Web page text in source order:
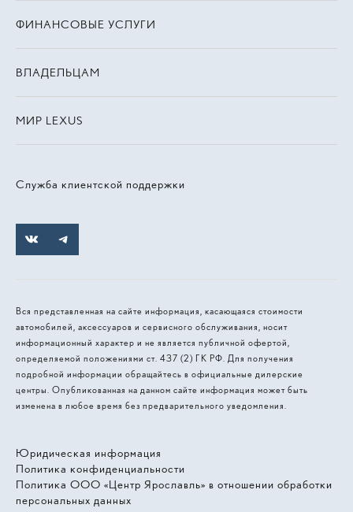
Служба клиентской поддержки
ФИНАНСОВЫЕ УСЛУГИ
ВЛАДЕЛЬЦАМ
МИР LEXUS
Вся представленная на сайте информация, касающаяся стоимости
автомобилей, аксессуаров и сервисного обслуживания, носит
информационный характер и не является публичной офертой,
определяемой положениями ст. 437 (2) ГК РФ. Для получения
подробной информации обращайтесь в официальные дилерские
центры. Опубликованная на данном сайте информация может быть
изменена в любое время без предварительного уведомления.
Юридическая информация
Политика конфиденциальности
Политика ООО «Центр Ярославль» в отношении обработки
персональных данных